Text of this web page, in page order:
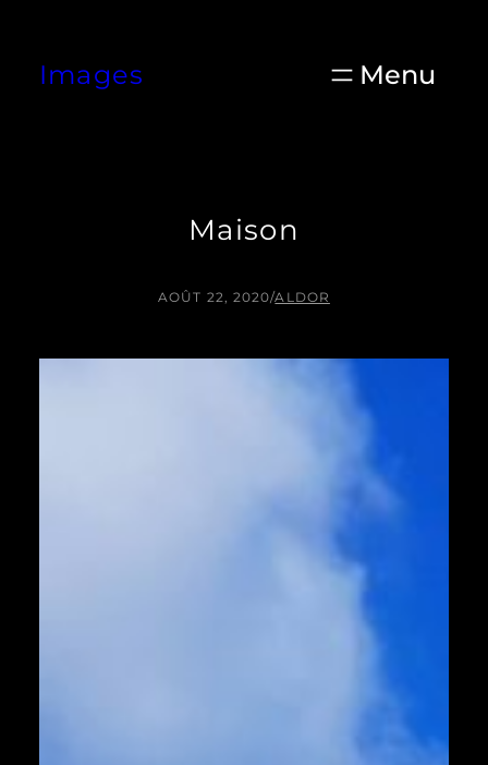
contenu
Images
Maison
AOÛT 22, 2020/ALDOR